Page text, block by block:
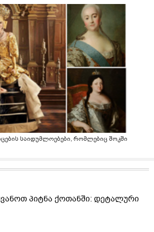
საიდუმლოებები, რომლებიც შოკში